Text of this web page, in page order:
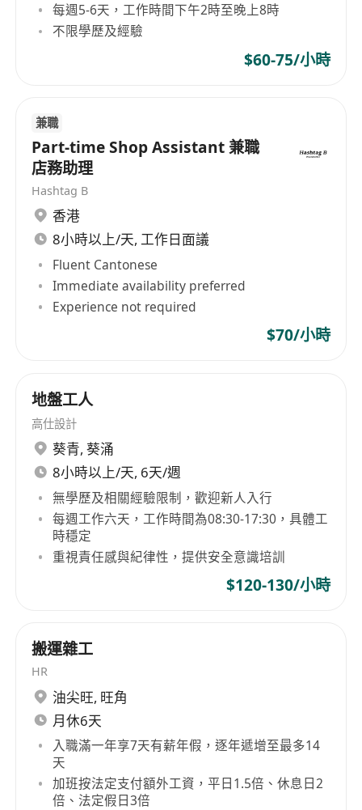
膳食津貼
每週5-6天，工作時間下午2時至晚上8時
不限學歷及經驗
$60-75/小時
兼職
Part-time Shop Assistant 兼職
店務助理
Hashtag B
香港
8小時以上/天, 工作日面議
Fluent Cantonese
Immediate availability preferred
Experience not required
$70/小時
地盤工人
高仕設計
葵青, 葵涌
8小時以上/天, 6天/週
無學歷及相關經驗限制，歡迎新人入行
每週工作六天，工作時間為08:30-17:30，具體工
時穩定
重視責任感與紀律性，提供安全意識培訓
$120-130/小時
搬運雜工
HR
油尖旺, 旺角
月休6天
入職滿一年享7天有薪年假，逐年遞增至最多14
天
加班按法定支付額外工資，平日1.5倍、休息日2
倍、法定假日3倍